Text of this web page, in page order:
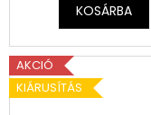
KOSÁRBA
AKCIÓ
KIÁRUSÍTÁS